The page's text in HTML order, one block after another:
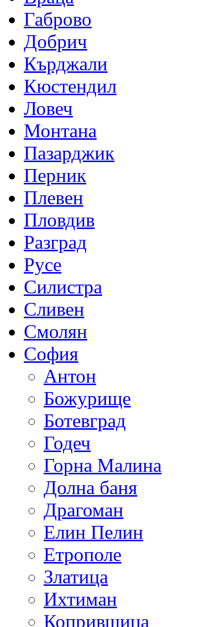
Габрово
Добрич
Кърджали
Кюстендил
Ловеч
Монтана
Пазарджик
Перник
Плевен
Пловдив
Разград
Русе
Силистра
Сливен
Смолян
София
Антон
Божурище
Ботевград
Годеч
Горна Малина
Долна баня
Драгоман
Елин Пелин
Етрополе
Златица
Ихтиман
Копривщица